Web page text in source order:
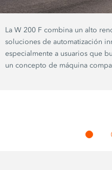
La W 200 F combina un alto
soluciones de automatización
especialmente a usuarios que
un concepto de máquina